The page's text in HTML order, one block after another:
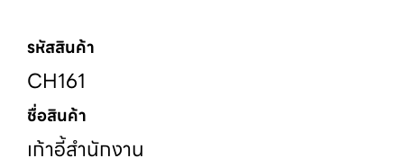
รหัสสินค้า
CH161
ชื่อสินค้า
เก้าอี้สำนักงาน